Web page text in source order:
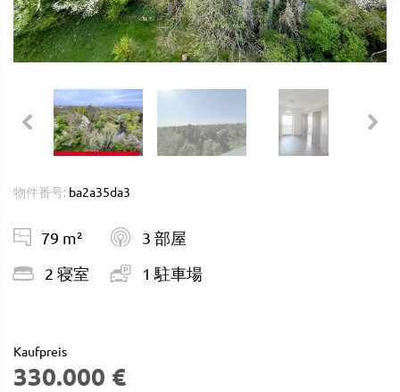
物件番号: ba2a35da3
79 m²
2 寝室
3 部屋
1 駐車場
Kaufpreis
330.000 €